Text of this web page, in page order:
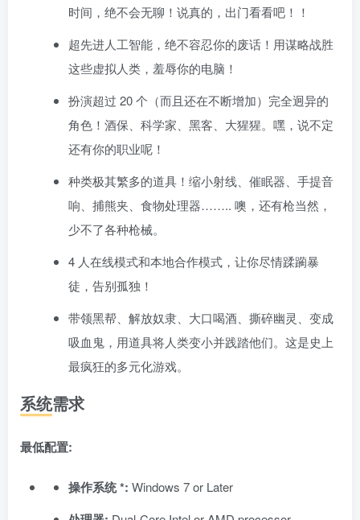
时间，绝不会无聊！说真的，出门看看吧！！
超先进人工智能，绝不容忍你的废话！用谋略战胜
这些虚拟人类，羞辱你的电脑！
扮演超过 20 个（而且还在不断增加）完全迥异的
角色！酒保、科学家、黑客、大猩猩。嘿，说不定
还有你的职业呢！
种类极其繁多的道具！缩小射线、催眠器、手提音
响、捕熊夹、食物处理器…….. 噢，还有枪当然，
少不了各种枪械。
4 人在线模式和本地合作模式，让你尽情蹂躏暴
徒，告别孤独！
带领黑帮、解放奴隶、大口喝酒、撕碎幽灵、变成
吸血鬼，用道具将人类变小并践踏他们。这是史上
最疯狂的多元化游戏。
系统需求
最低配置:
操作系统 *: Windows 7 or Later